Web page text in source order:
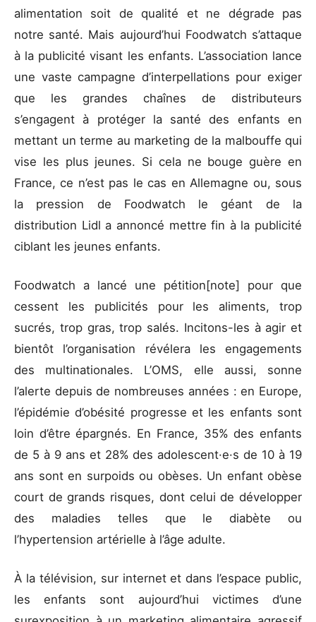
alimentation soit de qualité et ne dégrade pas
notre santé. Mais aujourd’hui Foodwatch s’attaque
à la publicité visant les enfants. L’association lance
une vaste campagne d’interpellations pour exiger
que les grandes chaînes de distributeurs
s’engagent à protéger la santé des enfants en
mettant un terme au marketing de la malbouffe qui
vise les plus jeunes. Si cela ne bouge guère en
France, ce n’est pas le cas en Allemagne ou, sous
la pression de Foodwatch le géant de la
distribution Lidl a annoncé mettre fin à la publicité
ciblant les jeunes enfants.
Foodwatch a lancé une pétition[note] pour que
cessent les publicités pour les aliments, trop
sucrés, trop gras, trop salés. Incitons-les à agir et
bientôt l’organisation révélera les engagements
des multinationales. L’OMS, elle aussi, sonne
l’alerte depuis de nombreuses années : en Europe,
l’épidémie d’obésité progresse et les enfants sont
loin d’être épargnés. En France, 35% des enfants
de 5 à 9 ans et 28% des adolescent·e·s de 10 à 19
ans sont en surpoids ou obèses. Un enfant obèse
court de grands risques, dont celui de développer
des maladies telles que le diabète ou
l’hypertension artérielle à l’âge adulte.
À la télévision, sur internet et dans l’espace public,
les enfants sont aujourd’hui victimes d’une